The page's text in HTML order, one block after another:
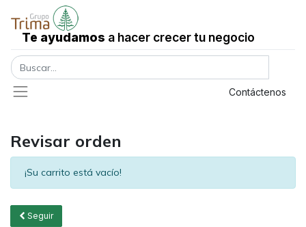
Te ayudamos a hacer crecer tu negocio
Contáctenos
Revisar orden
¡Su carrito está vacío!
Seguir